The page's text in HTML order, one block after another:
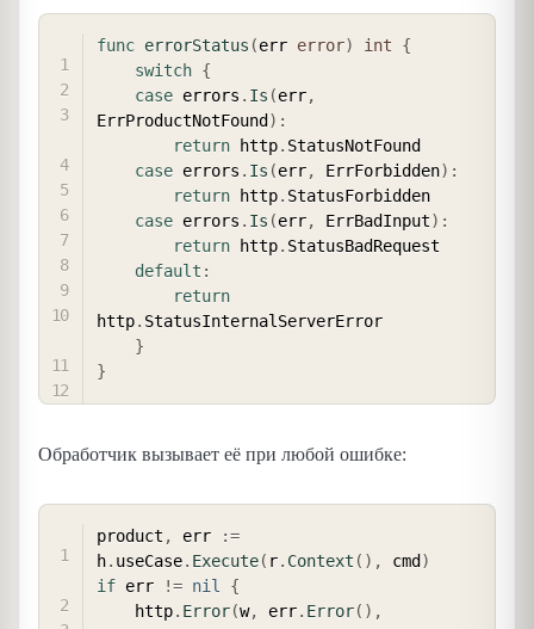
func errorStatus (err error) int
{
switch {
case errors . Is (err,
ErrProductNotFound ) :
return http. StatusNotFound
case errors . Is (err, ErrForbidden) :
return http. StatusForbidden
case errors . Is (err, ErrBadInput) :
return http. StatusBadRequest
default :
return
http. StatusInternalServerError
}
}
Обработчик вызывает её при любой ошибке:
product , err
:=
h. useCase. Execute( r. Context ( ) , cmd )
if err != nil
{
    http
. Error(w, err. Error( ) ,